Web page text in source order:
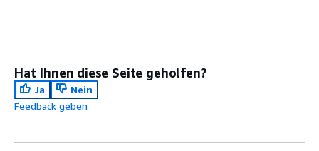
Hat Ihnen diese Seite geholfen?
Ja
Nein
Feedback geben